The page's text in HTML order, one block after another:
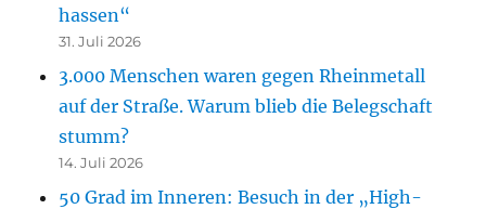
hassen“
31. Juli 2026
3.000 Menschen waren gegen Rheinmetall
auf der Straße. Warum blieb die Belegschaft
stumm?
14. Juli 2026
50 Grad im Inneren: Besuch in der „High-